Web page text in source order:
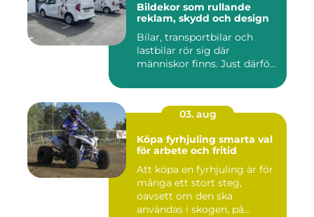
Bildekor som rullande
reklam, skydd och design
Bilar, transportbilar och
lastbilar rör sig där
människor finns. Just därfö...
03. aug
Köpa fyrhjuling smarta val
för arbete och fritid
Att köpa en fyrhjuling är för
många ett stort steg,
oavsett om den ska
användas i skogen, på